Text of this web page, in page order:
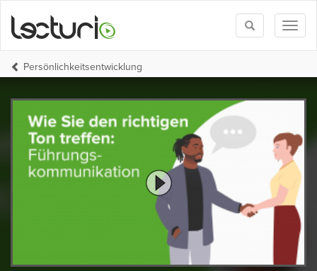
Toggle
search
Persönlichkeits­entwicklung